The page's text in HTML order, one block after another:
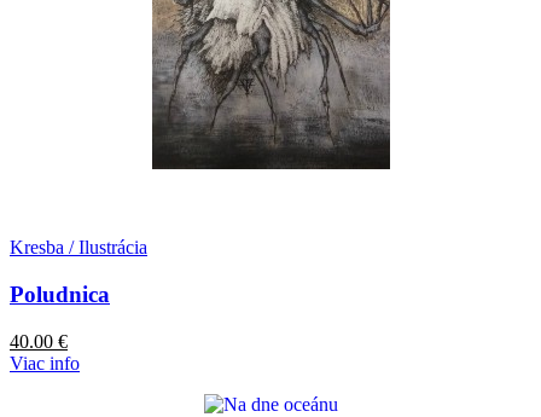
Kresba / Ilustrácia
Poludnica
40.00 €
Viac info